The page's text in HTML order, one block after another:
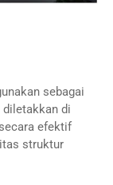
sebagai
diletakkan di
efektif
struktur